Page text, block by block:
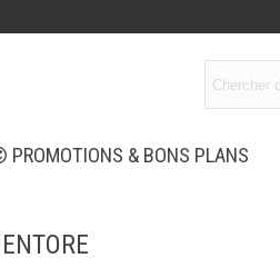
PROMOTIONS & BONS PLANS